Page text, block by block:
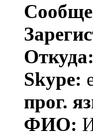
Откуда:
Skype:
прог.
ФИО: